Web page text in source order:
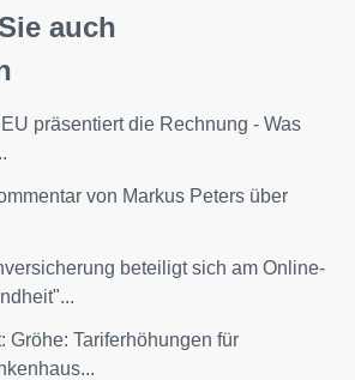
auch
präsentiert die Rechnung - Was
von Markus Peters über
beteiligt sich am Online-
Gröhe: Tariferhöhungen für